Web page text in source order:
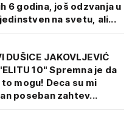
6 godina, još odzvanja u
na svetu, ali...
DUŠICE JAKOVLJEVIĆ
10" Spremna je da
mogu! Deca su mi
poseban zahtev...